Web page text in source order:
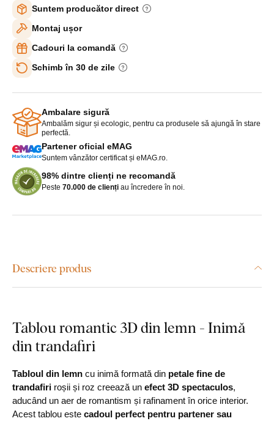
Suntem producător direct
Montaj ușor
Cadouri la comandă
Schimb în 30 de zile
Ambalare sigură
Ambalăm sigur și ecologic, pentru ca produsele să ajungă în stare
perfectă.
Partener oficial eMAG
Suntem vânzător certificat și eMAG.ro.
98% dintre clienți ne recomandă
Peste 70.000 de clienți au încredere în noi.
Descriere produs
Tablou romantic 3D din lemn - Inimă
din trandafiri
Tabloul din lemn cu inimă formată din petale fine de
trandafiri roșii și roz creează un efect 3D spectaculos,
aducând un aer de romantism și rafinament în orice interior.
Acest tablou este cadoul perfect pentru partener sau